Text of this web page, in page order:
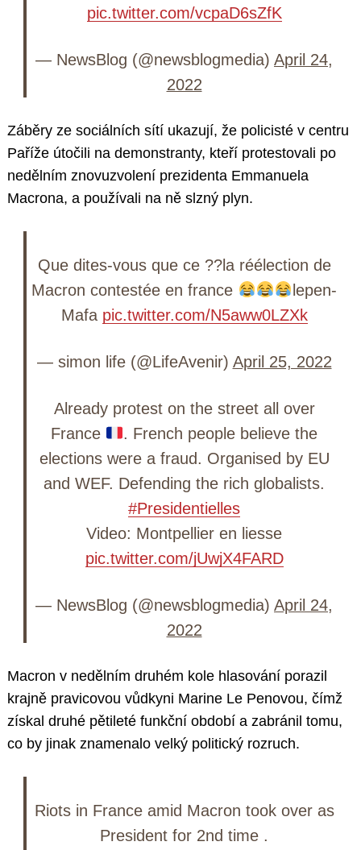
pic.twitter.com/vcpaD6sZfK
— NewsBlog (@newsblogmedia) April 24,
2022
Záběry ze sociálních sítí ukazují, že policisté v centru
Paříže útočili na demonstranty, kteří protestovali po
nedělním znovuzvolení prezidenta Emmanuela
Macrona, a používali na ně slzný plyn.
Que dites-vous que ce ??la réélection de
Macron contestée en france
lepen-
Mafa pic.twitter.com/N5aww0LZXk
— simon life (@LifeAvenir) April 25, 2022
Already protest on the street all over
France
. French people believe the
elections were a fraud. Organised by EU
and WEF. Defending the rich globalists.
#Presidentielles
Video: Montpellier en liesse
pic.twitter.com/jUwjX4FARD
— NewsBlog (@newsblogmedia) April 24,
2022
Macron v nedělním druhém kole hlasování porazil
krajně pravicovou vůdkyni Marine Le Penovou, čímž
získal druhé pětileté funkční období a zabránil tomu,
co by jinak znamenalo velký politický rozruch.
Riots in France amid Macron took over as
President for 2nd time .